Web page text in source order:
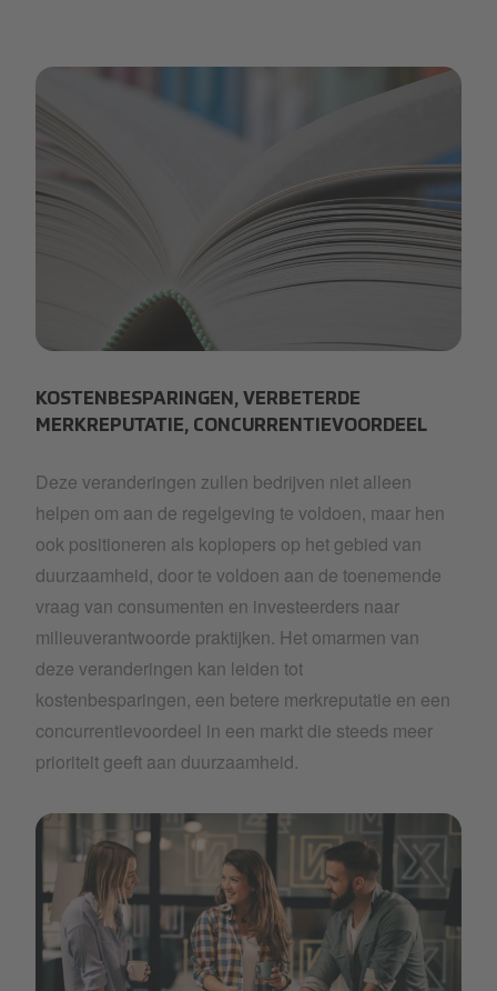
KOSTENBESPARINGEN, VERBETERDE
MERKREPUTATIE, CONCURRENTIEVOORDEEL
Deze veranderingen zullen bedrijven niet alleen
helpen om aan de regelgeving te voldoen, maar hen
ook positioneren als koplopers op het gebied van
duurzaamheid, door te voldoen aan de toenemende
vraag van consumenten en investeerders naar
milieuverantwoorde praktijken. Het omarmen van
deze veranderingen kan leiden tot
kostenbesparingen, een betere merkreputatie en een
concurrentievoordeel in een markt die steeds meer
prioriteit geeft aan duurzaamheid.